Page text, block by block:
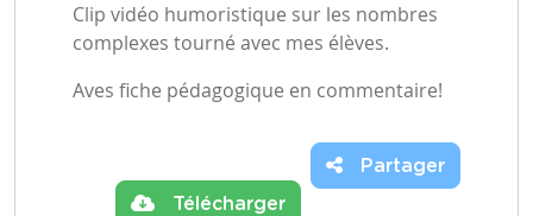
Clip vidéo humoristique sur les nombres
complexes tourné avec mes élèves.
Aves fiche pédagogique en commentaire!
Télécharger
Partager